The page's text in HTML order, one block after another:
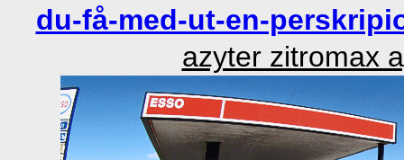
du-få-med-ut-en-
azyter zitromax